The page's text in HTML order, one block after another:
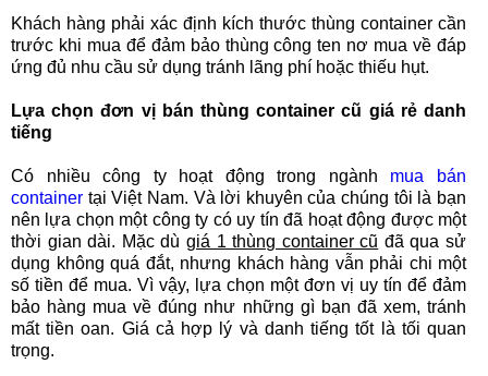
Khách hàng phải xác định kích thước thùng container cần
trước khi mua để đảm bảo thùng công ten nơ mua về đáp
ứng đủ nhu cầu sử dụng tránh lãng phí hoặc thiếu hụt.
Lựa chọn đơn vị bán thùng container cũ giá rẻ danh
tiếng
Có nhiều công ty hoạt động trong ngành mua bán
container tại Việt Nam. Và lời khuyên của chúng tôi là bạn
nên lựa chọn một công ty có uy tín đã hoạt động được một
thời gian dài. Mặc dù giá 1 thùng container cũ đã qua sử
dụng không quá đắt, nhưng khách hàng vẫn phải chi một
số tiền để mua. Vì vậy, lựa chọn một đơn vị uy tín để đảm
bảo hàng mua về đúng như những gì bạn đã xem, tránh
mất tiền oan. Giá cả hợp lý và danh tiếng tốt là tối quan
trọng.